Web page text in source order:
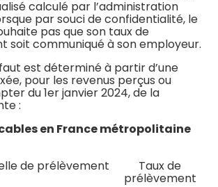
calculé par l’administration
par souci de confidentialité, le
pas que son taux de
soit communiqué à son employeur.
est déterminé à partir d’une
pour les revenus perçus ou
du 1er janvier 2024, de la
:
en France métropolitaine
de prélèvement Taux de
prélèvement